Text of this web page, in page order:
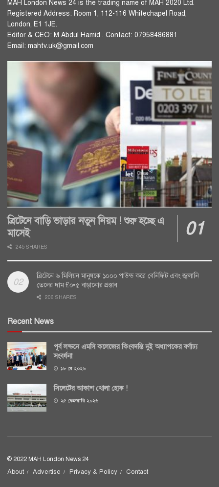
MAH London News 24 is the trading name of MAH 2020 Ltd.
Registered Address: Room 1, 112-116 Whitechapel Road,
London, E1 1JE.
Editor & CEO: M Abdul Hamid . Contact: 07958486881
Email: mahtv.uk@gmail.com
ব্রিটেনে বাড়ি ভাড়ার নতুন নিয়ম ! শুরু হচ্ছে এ
মাসেই
245 SHARES
ব্রিটেনে ৬ মিলিয়ন মানুষকে ১০০০ পাউন্ড করে বেনিফিট এবং জ্বালানি
তেলের দাম £০•৫ বাড়ানোর প্রস্তাব
206 SHARES
Recent News
পূর্ব লন্ডনে এমসি কলেজের কিংবদন্তি দুই অধ্যাপকের বর্ণাঢ্য
সংবর্ধনা
১৮ মে ২০২৬
সিলেটের আকাশ খোলা হোক !
২৫ ফেব্রুয়ারি ২০২৬
© 2022 MAH London News 24
About Advertise Privacy & Policy Contact